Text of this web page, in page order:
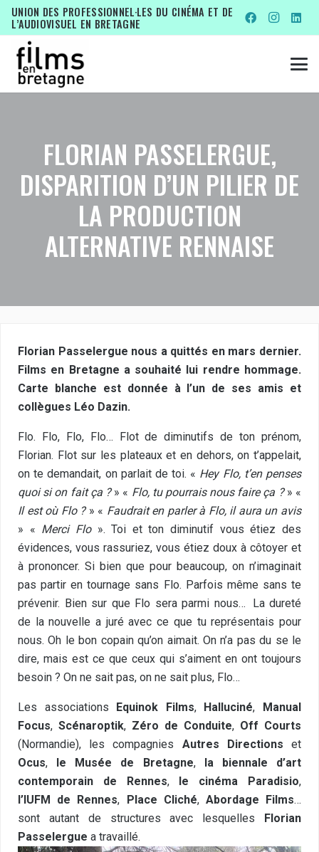
UNION DES PROFESSIONNEL·LES DU CINÉMA ET DE
L’AUDIOVISUEL EN BRETAGNE
FLORIAN PASSELERGUE,
DISPARITION D’UN PILIER DE
LA PRODUCTION
ALTERNATIVE RENNAISE
Florian Passelergue nous a quittés en mars dernier.
Films en Bretagne a souhaité lui rendre hommage.
Carte blanche est donnée à l’un de ses amis et
collègues Léo Dazin.
Flo. Flo, Flo, Flo… Flot de diminutifs de ton prénom,
Florian. Flot sur les plateaux et en dehors, on t’appelait,
on te demandait, on parlait de toi. « Hey Flo, t’en penses
quoi si on fait ça ?» « Flo, tu pourrais nous faire ça ?» «
Il est où Flo ?» « Faudrait en parler à Flo, il aura un avis
» « Merci Flo». Toi et ton diminutif vous étiez des
évidences, vous rassuriez, vous étiez doux à côtoyer et
à prononcer. Si bien que pour beaucoup, on n’imaginait
pas partir en tournage sans Flo. Parfois même sans te
prévenir. Bien sur que Flo sera parmi nous… La dureté
de la nouvelle a juré avec ce que tu représentais pour
nous. Oh le bon copain qu’on aimait. On n’a pas du se le
dire, mais est ce que ceux qui s’aiment en ont toujours
besoin ? On ne sait pas, on ne sait plus, Flo…
Les associations Equinok Films, Halluciné, Manual
Focus, Scénaroptik, Zéro de Conduite, Off Courts
(Normandie), les compagnies Autres Directions et
Ocus, le Musée de Bretagne, la biennale d’art
contemporain de Rennes, le cinéma Paradisio,
l’IUFM de Rennes, Place Cliché, Abordage Films…
sont autant de structures avec lesquelles Florian
Passelergue a travaillé.